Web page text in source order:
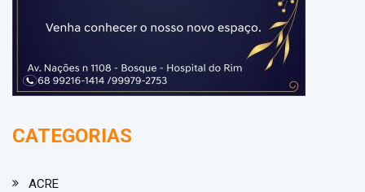
CATEGORIAS
ACRE